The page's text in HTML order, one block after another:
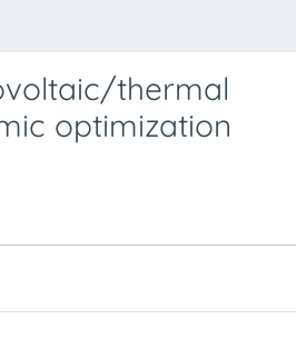
thermal
optimization